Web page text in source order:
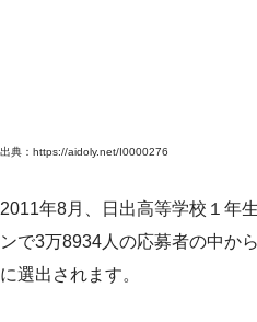
出典：https://aidoly.net/I0000276
2011年8月、日出高等学校１年
ンで3万8934人の応募者の中か
に選出されます。